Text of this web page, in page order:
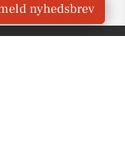
nyhedsbrev